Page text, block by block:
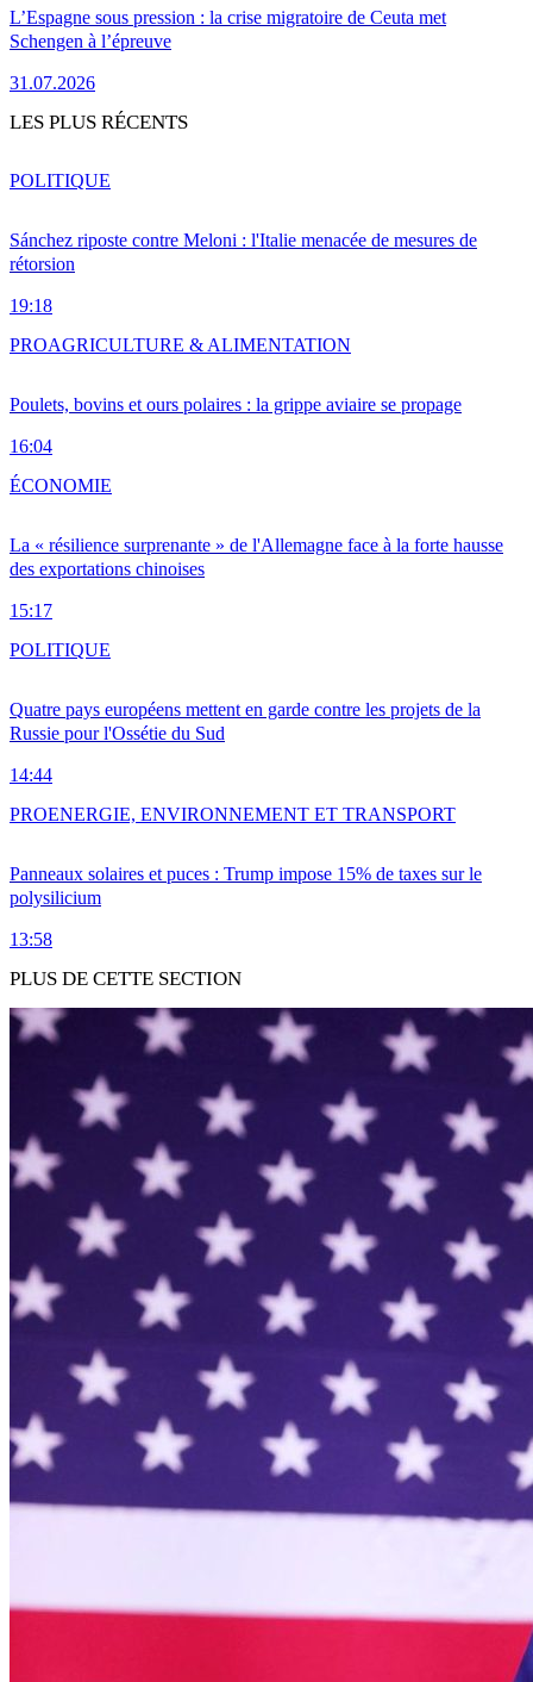
L’Espagne sous pression : la crise migratoire de Ceuta met
Schengen à l’épreuve
31.07.2026
LES PLUS RÉCENTS
Sánchez riposte contre Meloni : l'Italie menacée de mesures de
rétorsion
19:18
POLITIQUE
Poulets, bovins et ours polaires : la grippe aviaire se propage
16:04
PROAGRICULTURE & ALIMENTATION
La « résilience surprenante » de l'Allemagne face à la forte hausse
des exportations chinoises
15:17
ÉCONOMIE
Quatre pays européens mettent en garde contre les projets de la
Russie pour l'Ossétie du Sud
14:44
POLITIQUE
Panneaux solaires et puces : Trump impose 15% de taxes sur le
polysilicium
13:58
PROENERGIE, ENVIRONNEMENT ET TRANSPORT
PLUS DE CETTE SECTION